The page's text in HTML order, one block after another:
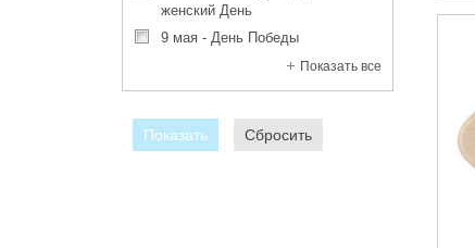
женский День
9 мая - День Победы
Показать все
Показать Сбросить